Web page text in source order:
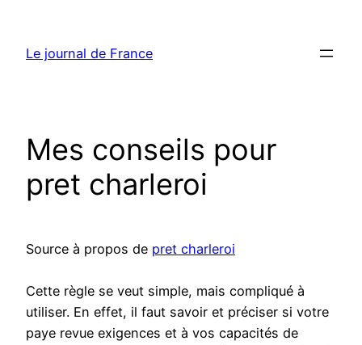
contenu
Le journal de France
Mes conseils pour
pret charleroi
Source à propos de pret charleroi
Cette règle se veut simple, mais compliqué à
utiliser. En effet, il faut savoir et préciser si votre
paye revue exigences et à vos capacités de